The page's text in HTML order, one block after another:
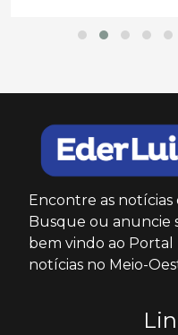
Encontre as notícias
Busque ou anuncie
bem vindo ao Portal
notícias no Meio-